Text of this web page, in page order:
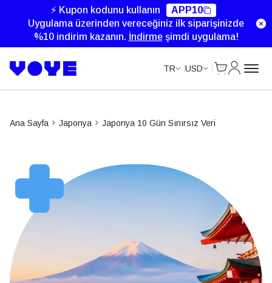
⚡ Kupon kodunu kullanın
APP10
Uygulama üzerinden vereceğiniz ilk siparişinizde
%10 indirim kazanın. İndirmeşimdi uygulama!
TR USD
Ana Sayfa Japonya Japonya 10 Gün Sınırsız Veri